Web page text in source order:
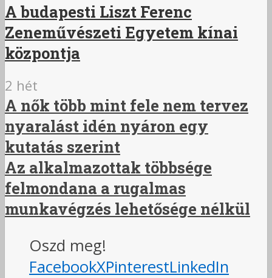
A budapesti Liszt Ferenc
Zeneművészeti Egyetem kínai
központja
2 hét
A nők több mint fele nem tervez
nyaralást idén nyáron egy
kutatás szerint
Az alkalmazottak többsége
felmondana a rugalmas
munkavégzés lehetősége nélkül
Oszd meg!
FacebookXPinterestLinkedIn